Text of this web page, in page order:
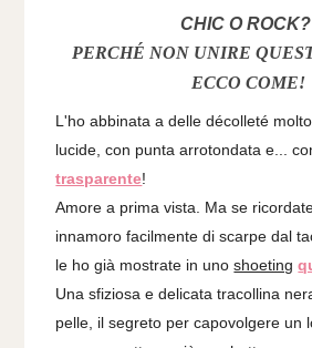
CHIC O ROCK?
PERCHÉ NON UNIRE
ECCO COME!
L'ho abbinata a delle décolleté
lucide, con punta arrotondata e...
trasparente!
Amore a prima vista. Ma se
innamoro facilmente di scarpe dal
le ho già mostrate in unoshoeting
Una sfiziosa e delicata tracollina
pelle, il segreto per capovolgere un